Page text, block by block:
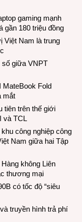
gaming mạnh
gần 180 triệu đồng
Việt Nam là trung
số giữa VNPT
MateBook Fold
mắt
tiên trên thế giới
và TCL
công nghiệp công
Nam giữa hai Tập
không Liên
thương mại
có tốc độ “siêu
truyền hình trả phí